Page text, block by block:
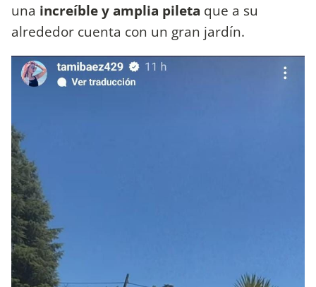
una increíble y amplia pileta que a su
alrededor cuenta con un gran jardín.